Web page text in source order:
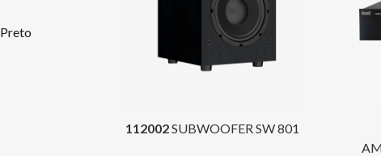
112002SUBWOOFER SW 801